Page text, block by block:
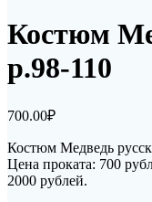
Костюм
р.98-110
700.00₽
Костюм Медведь
Цена проката: 700
2000 рублей.